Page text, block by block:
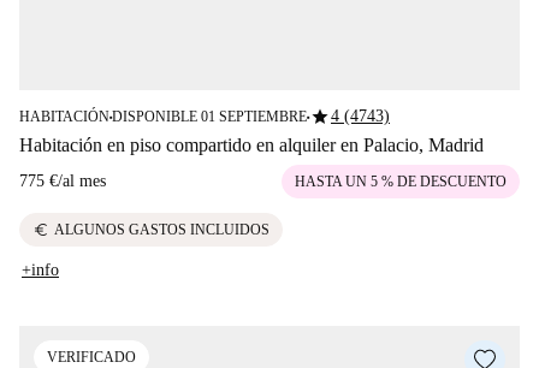
HABITACIÓN■DISPONIBLE 01 SEPTIEMBRE■star4 (4743)
Habitación en piso compartido en alquiler en Palacio, Madrid
775 €/al mes HASTA UN 5 % DE DESCUENTO
euro ALGUNOS GASTOS INCLUIDOS
+info
VERIFICADO